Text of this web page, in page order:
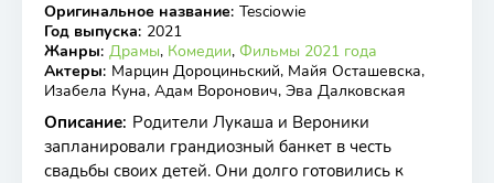
WEB-DL
Оригинальное название: Tesciowie
Год выпуска: 2021
Жанры: Драмы, Комедии, Фильмы 2021 года
Актеры: Марцин Дороциньский, Майя Осташевска,
Изабела Куна, Адам Воронович, Эва Далковская
Описание: Родители Лукаша и Вероники
запланировали грандиозный банкет в честь
свадьбы своих детей. Они долго готовились к